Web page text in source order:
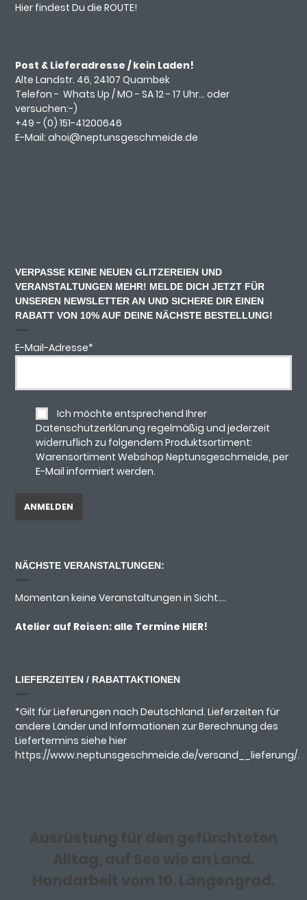
Hier findest Du die ROUTE!
Post & Lieferadresse / kein Laden!
Alte Landstr. 46, 24107 Quarnbek
Telefon -Whats Up / MO - SA 12 - 17 Uhr... oder
versuchen:-)
+49 - (0)151-41200646
E-Mail:ahoi@neptunsgeschmeide.de
VERPASSE KEINE NEUEN GLITZEREIEN UND
VERANSTALTUNGEN MEHR! MELDE DICH JETZT FÜR
UNSEREN NEWSLETTER AN UND SICHERE DIR EINEN
RABATT VON 10% AUF DEINE NÄCHSTE BESTELLUNG!
E-Mail-Adresse*
Ich möchte entsprechend Ihrer
Datenschutzerklärung regelmäßig und jederzeit
widerruflich zu folgendem Produktsortiment:
Warensortiment Webshop Neptunsgeschmeide, per
E-Mail informiert werden.
NÄCHSTE VERANSTALTUNGEN:
Momentan keine Veranstaltungen in Sicht....
Atelier auf Reisen: alle Termine HIER!
LIEFERZEITEN / RABATTAKTIONEN
*Gilt für Lieferungen nach Deutschland. Lieferzeiten für
andere Länder und Informationen zur Berechnung des
Liefertermins siehe hier
https://www.neptunsgeschmeide.de/versand__lieferung/.
Ausrüstung für den gefürchteten
Alltag, auf See wie an Land.
Handarbeit vom 10. Längengrad.